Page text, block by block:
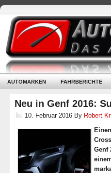
AUTOMARKEN FAHRBERICHTE
Neu in Genf 2016:
10. Februar 2016 By Robert
Genf